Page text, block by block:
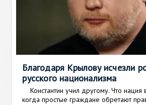
Благодаря Крылову исчезли
русского национализма
Константин учил другому. Что нация
когда простые граждане обретают